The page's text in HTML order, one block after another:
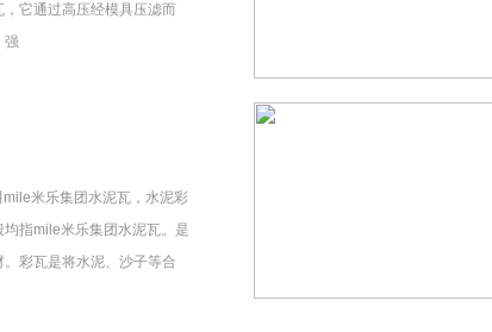
它通过高压经模具压滤而
强
米乐集团水泥瓦，水泥彩
指mile米乐集团水泥瓦。是
彩瓦是将水泥、沙子等合